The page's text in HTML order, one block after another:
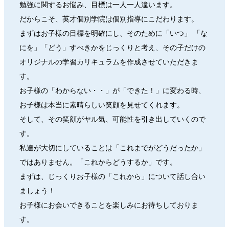
勉強に関するお悩み、目標は一人一人違います。
だからこそ、英才個別学院は個別指導にこだわります。
まずはお子様の目標を明確にし、そのために「いつ」 「な
にを」「どう」すべきかをじっくりと考え、その子だけの
オリジナルの学習カリキュラムを作成させていただきま
す。
お子様の「わからない・・」が「できた！」に変わる時、
お子様は本当に素晴らしい笑顔を見せてくれます。
そして、その笑顔がヤル気、可能性を引き出していくので
す。
私達が大切にしていることは「これまでがどうだったか」
ではありません。「これからどうするか」です。
まずは、じっくりお子様の「これから」について話し合い
ましょう！
お子様にお会いできることを楽しみにお待ちしておりま
す。